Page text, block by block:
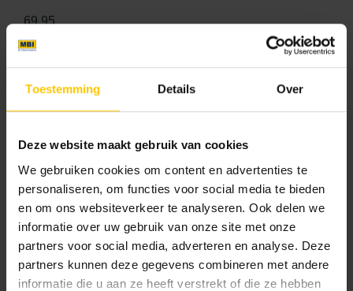
Toestemming Details Over
Deze website maakt gebruik van cookies
We gebruiken cookies om content en advertenties te
personaliseren, om functies voor social media te bieden
en om ons websiteverkeer te analyseren. Ook delen we
informatie over uw gebruik van onze site met onze
partners voor social media, adverteren en analyse. Deze
partners kunnen deze gegevens combineren met andere
informatie die u aan ze heeft verstrekt of die ze hebben
69.95
Maat
Kleur
Standaard kleuren